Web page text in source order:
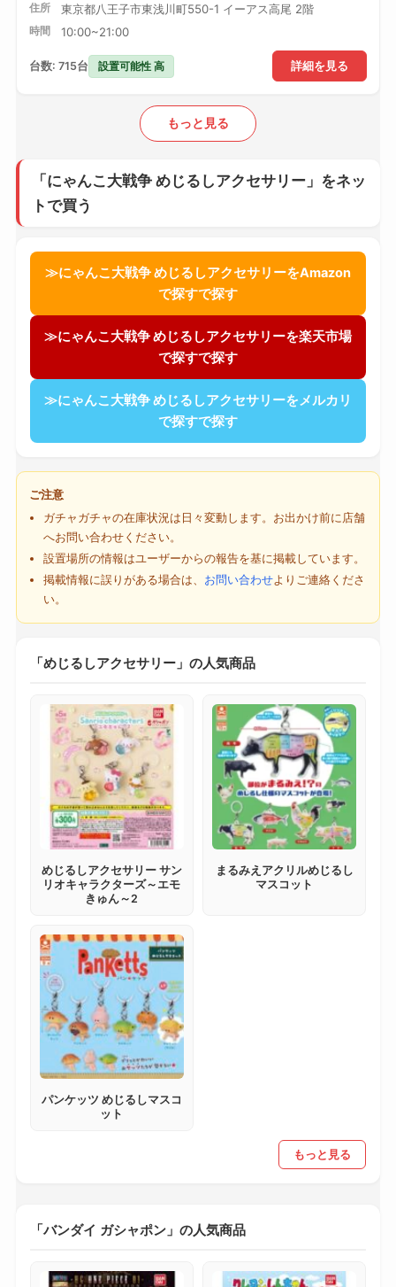
住所 東京都八王子市東浅川町550-1 イーアス高尾 2階
時間 10:00~21:00
詳細を見る
台数: 715台 設置可能性 高
もっと見る
「にゃんこ大戦争 めじるしアクセサリー」をネッ
トで買う
≫にゃんこ大戦争 めじるしアクセサリーをAmazon
で探すで探す
≫にゃんこ大戦争 めじるしアクセサリーを楽天市場
で探すで探す
≫にゃんこ大戦争 めじるしアクセサリーをメルカリ
で探すで探す
ご注意
ガチャガチャの在庫状況は日々変動します。お出かけ前に店舗
へお問い合わせください。
設置場所の情報はユーザーからの報告を基に掲載しています。
掲載情報に誤りがある場合は、 お問い合わせよりご連絡くださ
い。
「めじるしアクセサリー」の人気商品
めじるしアクセサリー サン
リオキャラクターズ～エモ
きゅん～2
まるみえアクリルめじるし
マスコット
パンケッツ めじるしマスコ
ット
もっと見る
「バンダイ ガシャポン」の人気商品